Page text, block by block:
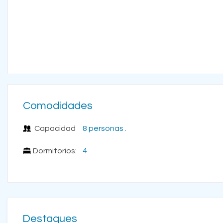
Comodidades
Capacidad
Dormitorios:
8 personas .
4
Destaques